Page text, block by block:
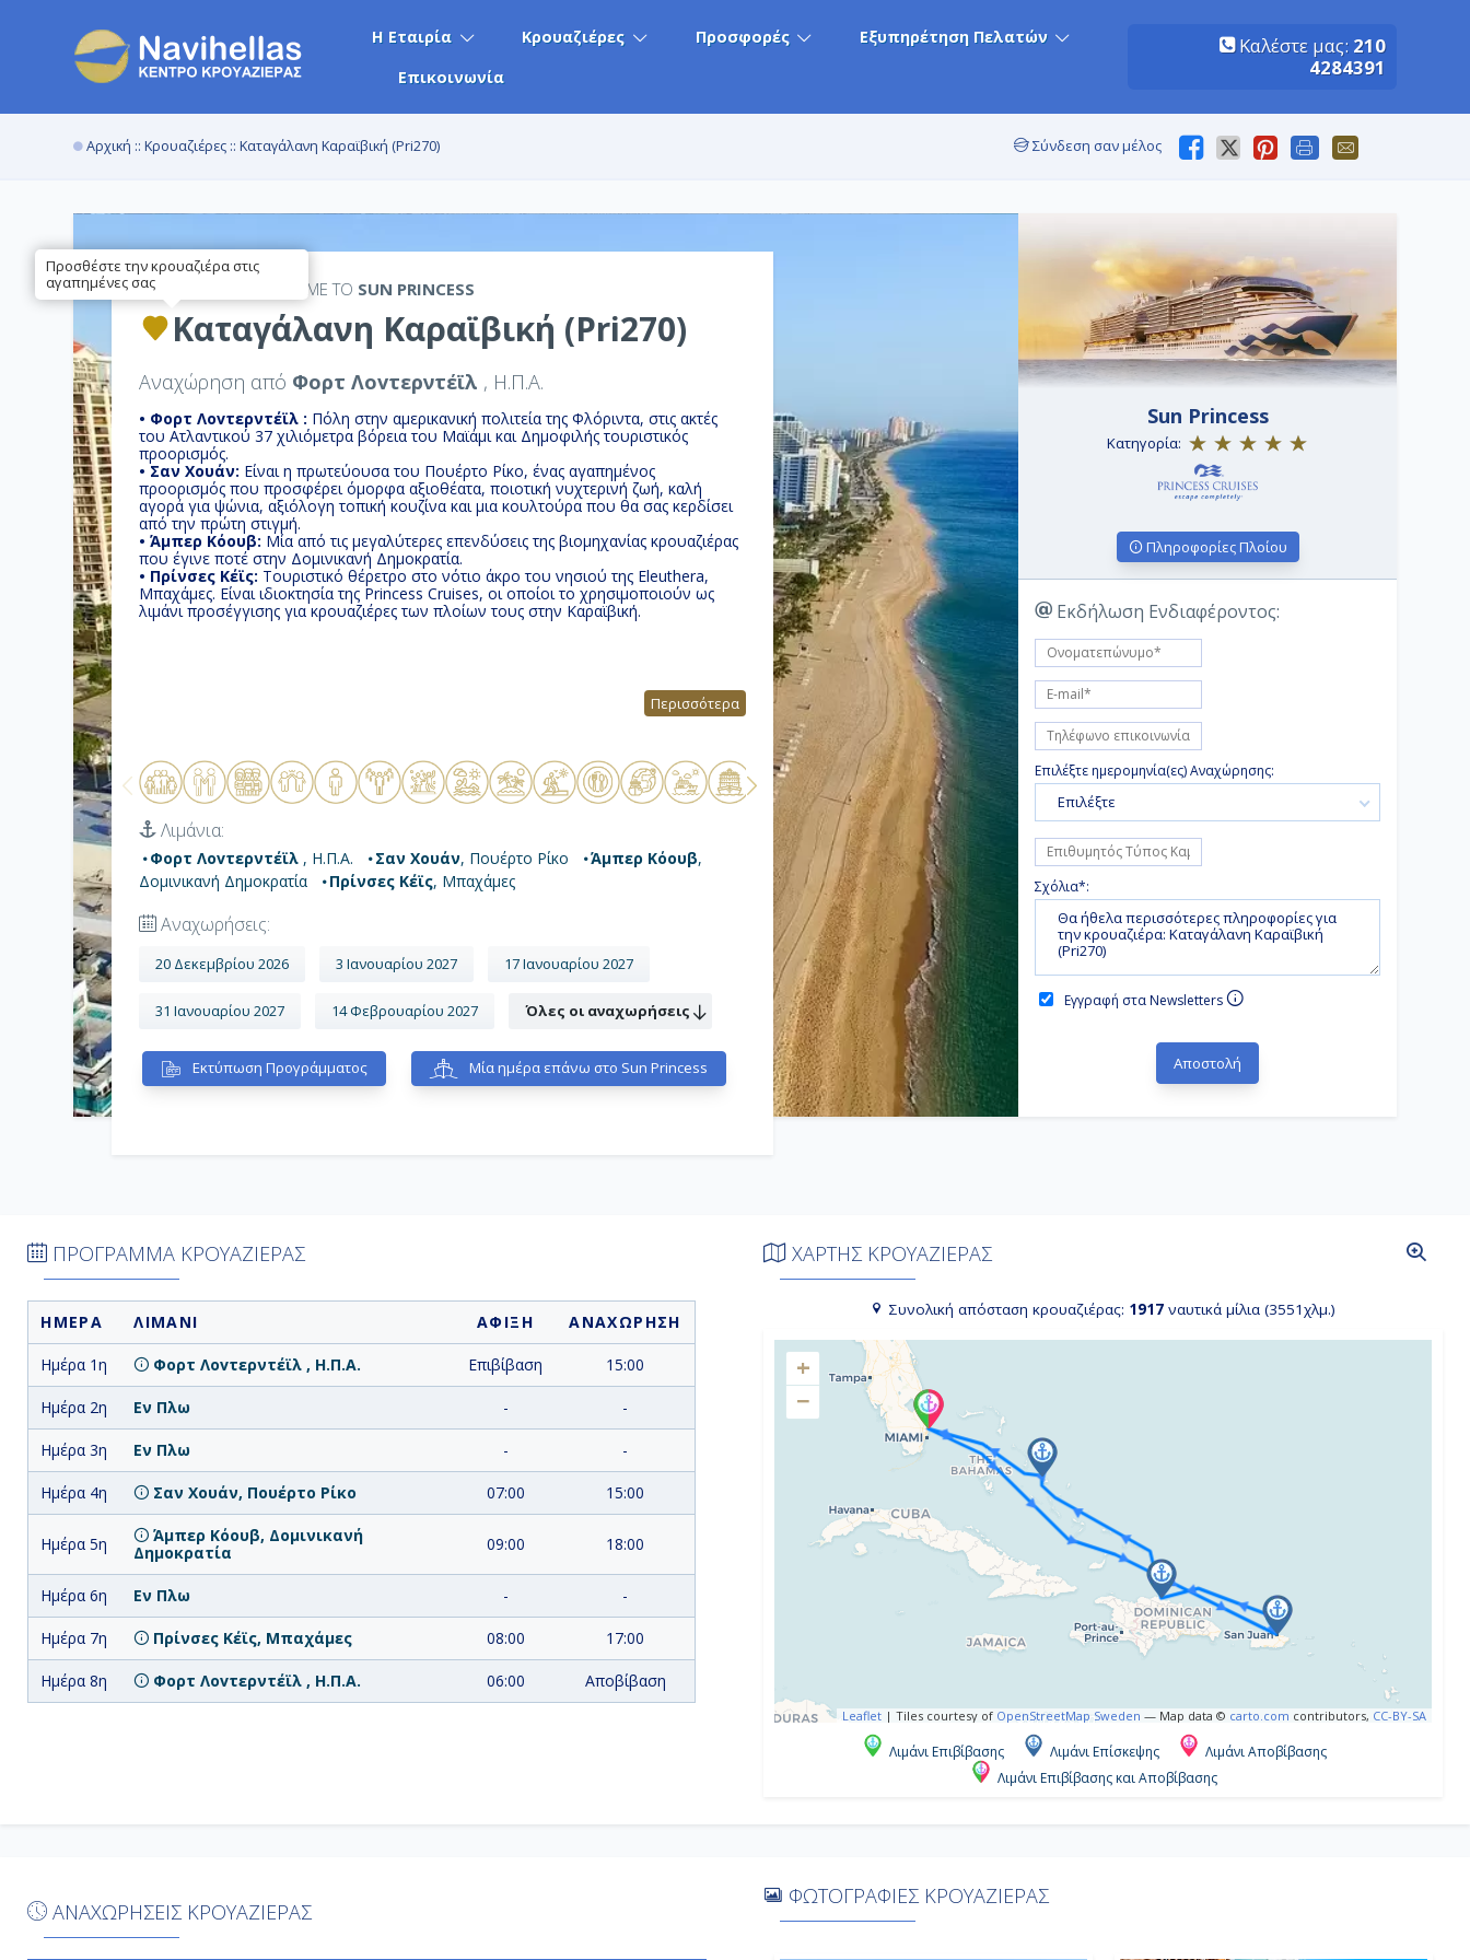
Η Εταιρία Κρουαζιέρες Προσφορές
Εξυπηρέτηση Πελατών
Επικοινωνία
Καλέστε μας: 210
4284391
Αρχική ::Κρουαζιέρες :: Καταγάλανη Καραϊβική (Pri270) Σύνδεση σαν μέλος
7ΉΜΕΡΗ ΚΡΟΥΑΖΙΕΡΑ ΜΕ ΤΟ SUN PRINCESS
Καταγάλανη Καραϊβική (Pri270)
Αναχώρηση από Φορτ Λοvτερντέϊλ , Η.Π.Α.
• Φορτ Λοvτερντέϊλ : Πόλη στην αμερικανική πολιτεία της Φλόριντα, στις ακτές
του Ατλαντικού 37 χιλιόμετρα βόρεια του Μαϊάμι και Δημοφιλής τουριστικός
προορισμός.
• Σαν Χουάν: Είναι η πρωτεύουσα του Πουέρτο Ρίκο, ένας αγαπημένος
προορισμός που προσφέρει όμορφα αξιοθέατα, ποιοτική νυχτερινή ζωή, καλή
αγορά για ψώνια, αξιόλογη τοπική κουζίνα και μια κουλτούρα που θα σας κερδίσει
από την πρώτη στιγμή.
• Άμπερ Κόουβ: Μία από τις μεγαλύτερες επενδύσεις της βιομηχανίας κρουαζιέρας
που έγινε ποτέ στην Δομινικανή Δημοκρατία.
• Πρίνσες Κέϊς: Tουριστικό θέρετρο στο νότιο άκρο του νησιού της Eleuthera,
Μπαχάμες. Eίναι ιδιοκτησία της Princess Cruises, οι οποίοι το χρησιμοποιούν ως
λιμάνι προσέγγισης για κρουαζιέρες των πλοίων τους στην Καραϊβική.
Περισσότερα
Λιμάνια:
Φορτ Λοvτερντέϊλ , Η.Π.Α. Σαν Χουάν, Πουέρτο Ρίκο Άμπερ Κόουβ,
Δομινικανή Δημοκρατία
Πρίνσες Κέϊς, Μπαχάμες
Αναχωρήσεις:
20 Δεκεμβρίου 2026 3 Ιανουαρίου 2027 17 Ιανουαρίου 2027
31 Ιανουαρίου 2027 14 Φεβρουαρίου 2027 Όλες οι αναχωρήσεις
Εκτύπωση Προγράμματος Μία ημέρα επάνω στο Sun Princess
Sun Princess
Κατηγορία:
Πληροφορίες Πλοίου
Εκδήλωση Ενδιαφέροντος:
Επιλέξτε ημερομηνία(ες) Αναχώρησης:
Επιλέξτε
Σχόλια*:
Εγγραφή στα Newsletters
ΠΡΟΓΡΑΜΜΑ ΚΡΟΥΑΖΙΕΡΑΣ
ΗΜΕΡΑ ΛΙΜΑΝΙ ΑΦΙΞΗ ΑΝΑΧΩΡΗΣΗ
Ημέρα 1η Φορτ Λοvτερντέϊλ , Η.Π.Α. Επιβίβαση 15:00
Ημέρα 2η Εν Πλω - -
Ημέρα 3η Εν Πλω - -
Ημέρα 4η Σαν Χουάν, Πουέρτο Ρίκο 07:00 15:00
Ημέρα 5η
Άμπερ Κόουβ, Δομινικανή
Δημοκρατία
09:00 18:00
Ημέρα 6η Εν Πλω - -
Ημέρα 7η Πρίνσες Κέϊς, Μπαχάμες 08:00 17:00
Ημέρα 8η Φορτ Λοvτερντέϊλ , Η.Π.Α. 06:00 Αποβίβαση
ΧΑΡΤΗΣ ΚΡΟΥΑΖΙΕΡΑΣ
Συνολική απόσταση κρουαζιέρας: 1917 ναυτικά μίλια (3551χλμ.)
+
−
Leaflet | Tiles courtesy of OpenStreetMap Sweden — Map data © carto.com contributors, CC-BY-SA
Λιμάνι Επιβίβασης Λιμάνι Επίσκεψης
Λιμάνι Αποβίβασης
Λιμάνι Επιβίβασης και Αποβίβασης
ΑΝΑΧΩΡΗΣΕΙΣ ΚΡΟΥΑΖΙΕΡΑΣ
ΦΩΤΟΓΡΑΦΙΕΣ ΚΡΟΥΑΖΙΕΡΑΣ
Προσθέστε την κρουαζιέρα στις
αγαπημένες σας